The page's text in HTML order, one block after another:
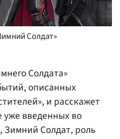
Солдат»
Солдата»
описанных
и расскажет
введенных во
Зимний Солдат, роль